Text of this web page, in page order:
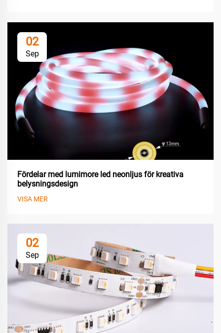
02
Sep
Fördelar med lumimore led neonljus för kreativa
belysningsdesign
VISA MER
02
Sep